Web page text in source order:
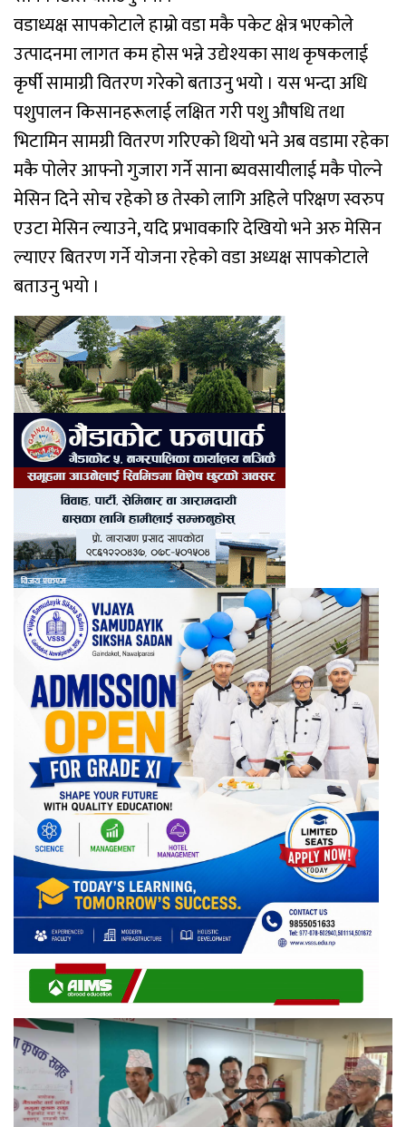
वडाध्यक्ष सापकोटाले हाम्रो वडा मकै पकेट क्षेत्र भएकोले
उत्पादनमा लागत कम होस भन्ने उद्येश्यका साथ कृषकलाई
कृर्षी सामाग्री वितरण गरेको बताउनु भयो । यस भन्दा अधि
पशुपालन किसानहरूलाई लक्षित गरी पशु औषधि तथा
भिटामिन सामग्री वितरण गरिएको थियो भने अब वडामा रहेका
मकै पोलेर आफ्नो गुजारा गर्ने साना ब्यवसायीलाई मकै पोल्ने
मेसिन दिने सोच रहेको छ तेस्को लागि अहिले परिक्षण स्वरुप
एउटा मेसिन ल्याउने, यदि प्रभावकारि देखियो भने अरु मेसिन
ल्याएर बितरण गर्ने योजना रहेको वडा अध्यक्ष सापकोटाले
बताउनु भयो ।